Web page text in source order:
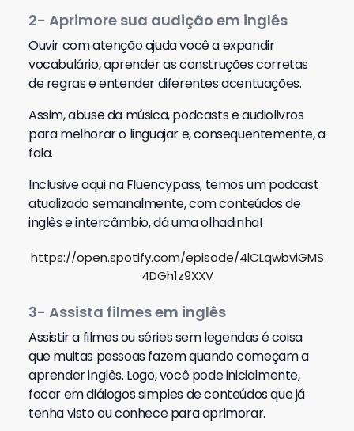
2- Aprimore sua audição em inglês
Ouvir com atenção ajuda você a expandir
vocabulário, aprender as construções corretas
de regras e entender diferentes acentuações.
Assim, abuse da música, podcasts e audiolivros
para melhorar o linguajar e, consequentemente, a
fala.
Inclusive aqui na Fluencypass, temos um podcast
atualizado semanalmente, com conteúdos de
inglês e intercâmbio, dá uma olhadinha!
https://open.spotify.com/episode/4lCLqwbviGMS
4DGh1z9XXV
3- Assista filmes em inglês
Assistir a filmes ou séries sem legendas é coisa
que muitas pessoas fazem quando começam a
aprender inglês. Logo, você pode inicialmente,
focar em diálogos simples de conteúdos que já
tenha visto ou conhece para aprimorar.